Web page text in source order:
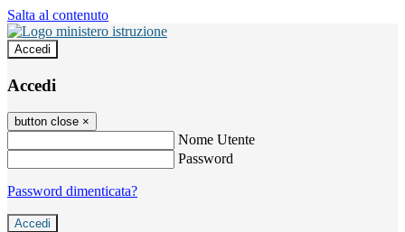
Salta al contenuto
Accedi
Accedi
button close ×
Nome Utente
Password
Password dimenticata?